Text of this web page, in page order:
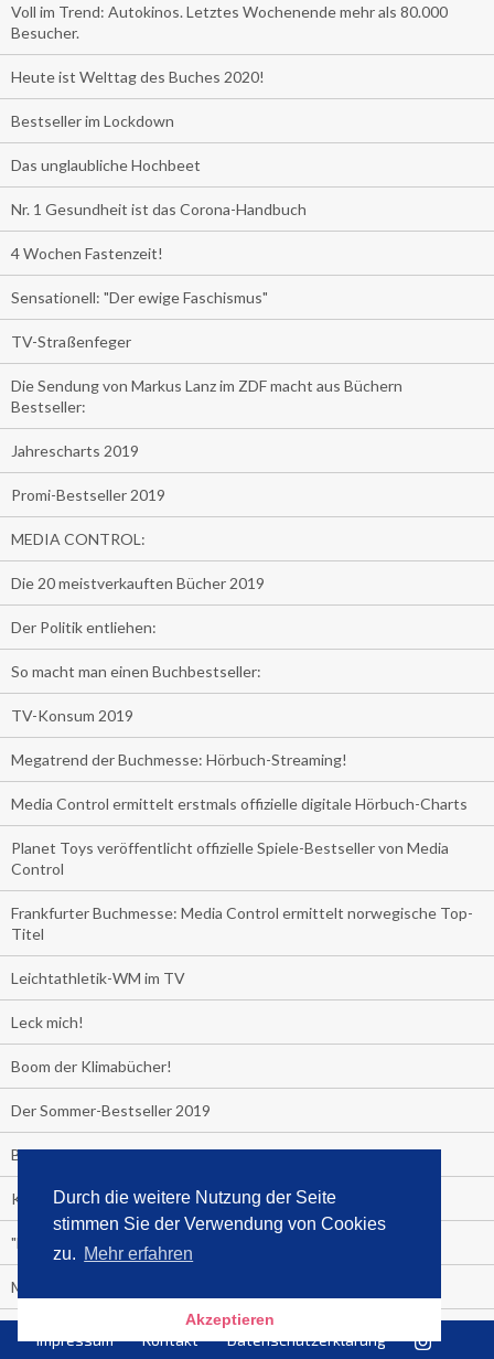
Durch die weitere Nutzung der Seite
stimmen Sie der Verwendung von Cookies
zu. Mehr erfahren
Akzeptieren
Voll im Trend: Autokinos. Letztes Wochenende mehr als 80.000
Besucher.
Heute ist Welttag des Buches 2020!
Bestseller im Lockdown
Das unglaubliche Hochbeet
Nr. 1 Gesundheit ist das Corona-Handbuch
4 Wochen Fastenzeit!
Sensationell: "Der ewige Faschismus"
TV-Straßenfeger
Die Sendung von Markus Lanz im ZDF macht aus Büchern
Bestseller:
Jahrescharts 2019
Promi-Bestseller 2019
MEDIA CONTROL:
Die 20 meistverkauften Bücher 2019
Der Politik entliehen:
So macht man einen Buchbestseller:
TV-Konsum 2019
Megatrend der Buchmesse: Hörbuch-Streaming!
Media Control ermittelt erstmals offizielle digitale Hörbuch-Charts
Planet Toys veröffentlicht offizielle Spiele-Bestseller von Media
Control
Frankfurter Buchmesse: Media Control ermittelt norwegische Top-
Titel
Leichtathletik-WM im TV
Leck mich!
Boom der Klimabücher!
Der Sommer-Bestseller 2019
Backstop einer Showkarriere!
Kinder nicht anbrüllen!
"Das Leben fickt am härtesten"
Media Control exklusiv:
Impressum Kontakt Datenschutzerklärung